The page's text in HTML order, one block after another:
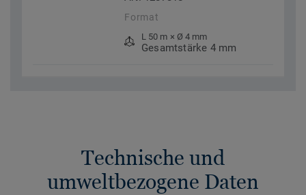
Format
L 50 m × Ø 4 mm
Gesamtstärke 4 mm
Technische und
umweltbezogene Daten